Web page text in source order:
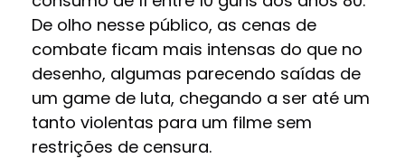
De olho nesse público, as cenas de
combate ficam mais intensas do que no
desenho, algumas parecendo saídas de
um game de luta, chegando a ser até um
tanto violentas para um filme sem
restrições de censura.